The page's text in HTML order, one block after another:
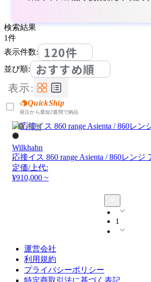
検索結果
1件
表示件数:
120件
並び順: おすすめ順
表示:
QuickShip
発注から最短2週間で納品
廃盤
Wilkhahn
応接イス 860 range Asienta / 860レンジ
定価/上代:
¥910,000 ~
1
運営会社
利用規約
プライバシーポリシー
特定商取引法に基づく表記